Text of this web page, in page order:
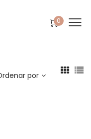
0
por